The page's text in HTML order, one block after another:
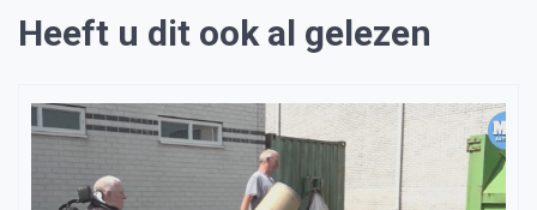
Heeft u dit ook al gelezen